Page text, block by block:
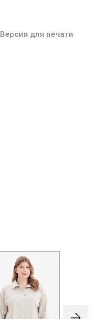
Версия для печати